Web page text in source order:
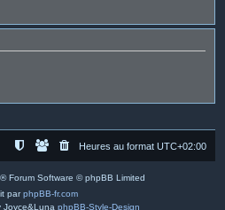
Heures au format UTC+02:00
® Forum Software © phpBB Limited
parphpBB-fr.com
Joyce&Luna phpBB-Style-Design